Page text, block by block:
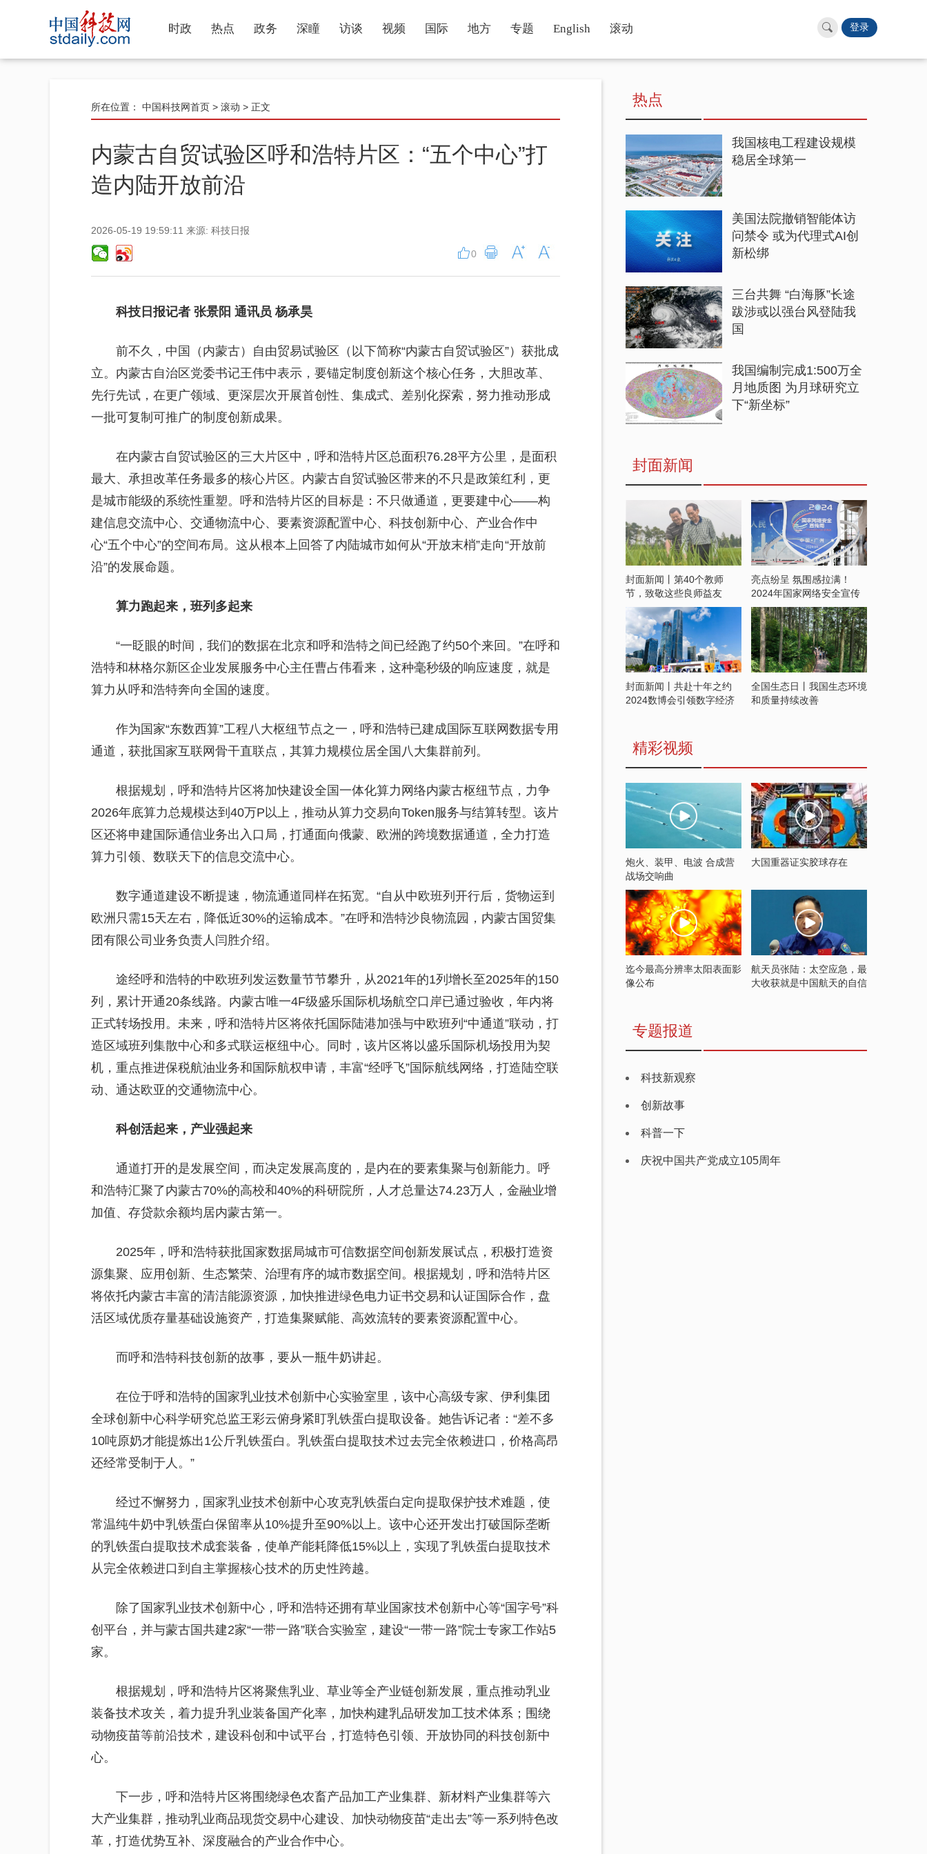
时政 热点 政务 深瞳 访谈 视频 国际 地方 专题 English 滚动 登录
所在位置： 中国科技网首页 > 滚动 > 正文
内蒙古自贸试验区呼和浩特片区：“五个中心”打
造内陆开放前沿
2026-05-19 19:59:11 来源: 科技日报
0
科技日报记者 张景阳 通讯员 杨承昊
前不久，中国（内蒙古）自由贸易试验区（以下简称“内蒙古自贸试验区”）获批成
立。内蒙古自治区党委书记王伟中表示，要锚定制度创新这个核心任务，大胆改革、
先行先试，在更广领域、更深层次开展首创性、集成式、差别化探索，努力推动形成
一批可复制可推广的制度创新成果。
在内蒙古自贸试验区的三大片区中，呼和浩特片区总面积76.28平方公里，是面积
最大、承担改革任务最多的核心片区。内蒙古自贸试验区带来的不只是政策红利，更
是城市能级的系统性重塑。呼和浩特片区的目标是：不只做通道，更要建中心——构
建信息交流中心、交通物流中心、要素资源配置中心、科技创新中心、产业合作中
心“五个中心”的空间布局。这从根本上回答了内陆城市如何从“开放末梢”走向“开放前
沿”的发展命题。
算力跑起来，班列多起来
“一眨眼的时间，我们的数据在北京和呼和浩特之间已经跑了约50个来回。”在呼和
浩特和林格尔新区企业发展服务中心主任曹占伟看来，这种毫秒级的响应速度，就是
算力从呼和浩特奔向全国的速度。
作为国家“东数西算”工程八大枢纽节点之一，呼和浩特已建成国际互联网数据专用
通道，获批国家互联网骨干直联点，其算力规模位居全国八大集群前列。
根据规划，呼和浩特片区将加快建设全国一体化算力网络内蒙古枢纽节点，力争
2026年底算力总规模达到40万P以上，推动从算力交易向Token服务与结算转型。该片
区还将申建国际通信业务出入口局，打通面向俄蒙、欧洲的跨境数据通道，全力打造
算力引领、数联天下的信息交流中心。
数字通道建设不断提速，物流通道同样在拓宽。“自从中欧班列开行后，货物运到
欧洲只需15天左右，降低近30%的运输成本。”在呼和浩特沙良物流园，内蒙古国贸集
团有限公司业务负责人闫胜介绍。
途经呼和浩特的中欧班列发运数量节节攀升，从2021年的1列增长至2025年的150
列，累计开通20条线路。内蒙古唯一4F级盛乐国际机场航空口岸已通过验收，年内将
正式转场投用。未来，呼和浩特片区将依托国际陆港加强与中欧班列“中通道”联动，打
造区域班列集散中心和多式联运枢纽中心。同时，该片区将以盛乐国际机场投用为契
机，重点推进保税航油业务和国际航权申请，丰富“经呼飞”国际航线网络，打造陆空联
动、通达欧亚的交通物流中心。
科创活起来，产业强起来
通道打开的是发展空间，而决定发展高度的，是内在的要素集聚与创新能力。呼
和浩特汇聚了内蒙古70%的高校和40%的科研院所，人才总量达74.23万人，金融业增
加值、存贷款余额均居内蒙古第一。
2025年，呼和浩特获批国家数据局城市可信数据空间创新发展试点，积极打造资
源集聚、应用创新、生态繁荣、治理有序的城市数据空间。根据规划，呼和浩特片区
将依托内蒙古丰富的清洁能源资源，加快推进绿色电力证书交易和认证国际合作，盘
活区域优质存量基础设施资产，打造集聚赋能、高效流转的要素资源配置中心。
而呼和浩特科技创新的故事，要从一瓶牛奶讲起。
在位于呼和浩特的国家乳业技术创新中心实验室里，该中心高级专家、伊利集团
全球创新中心科学研究总监王彩云俯身紧盯乳铁蛋白提取设备。她告诉记者：“差不多
10吨原奶才能提炼出1公斤乳铁蛋白。乳铁蛋白提取技术过去完全依赖进口，价格高昂
还经常受制于人。”
经过不懈努力，国家乳业技术创新中心攻克乳铁蛋白定向提取保护技术难题，使
常温纯牛奶中乳铁蛋白保留率从10%提升至90%以上。该中心还开发出打破国际垄断
的乳铁蛋白提取技术成套装备，使单产能耗降低15%以上，实现了乳铁蛋白提取技术
从完全依赖进口到自主掌握核心技术的历史性跨越。
除了国家乳业技术创新中心，呼和浩特还拥有草业国家技术创新中心等“国字号”科
创平台，并与蒙古国共建2家“一带一路”联合实验室，建设“一带一路”院士专家工作站5
家。
根据规划，呼和浩特片区将聚焦乳业、草业等全产业链创新发展，重点推动乳业
装备技术攻关，着力提升乳业装备国产化率，加快构建乳品研发加工技术体系；围绕
动物疫苗等前沿技术，建设科创和中试平台，打造特色引领、开放协同的科技创新中
心。
下一步，呼和浩特片区将围绕绿色农畜产品加工产业集群、新材料产业集群等六
大产业集群，推动乳业商品现货交易中心建设、加快动物疫苗“走出去”等一系列特色改
革，打造优势互补、深度融合的产业合作中心。
热点
我国核电工程建设规模
稳居全球第一
美国法院撤销智能体访
问禁令 或为代理式AI创
新松绑
三台共舞 “白海豚”长途
跋涉或以强台风登陆我
国
我国编制完成1:500万全
月地质图 为月球研究立
下“新坐标”
封面新闻
封面新闻丨第40个教师
节，致敬这些良师益友
亮点纷呈 氛围感拉满！
2024年国家网络安全宣传
周开启
封面新闻丨共赴十年之约
2024数博会引领数字经济
全国生态日丨我国生态环境
和质量持续改善
精彩视频
炮火、装甲、电波 合成营
战场交响曲
大国重器证实胶球存在
迄今最高分辨率太阳表面影
像公布
航天员张陆：太空应急，最
大收获就是中国航天的自信
专题报道
科技新观察
创新故事
科普一下
庆祝中国共产党成立105周年